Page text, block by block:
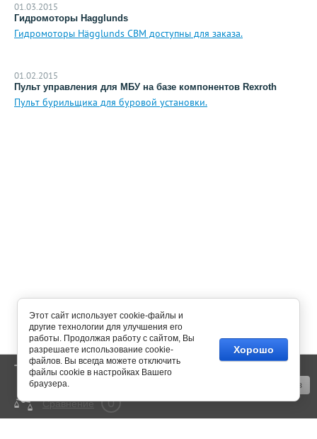
01.03.2015
Гидромоторы Hagglunds
Гидромоторы Hägglunds CBM доступны для заказа.
01.02.2015
Пульт управления для МБУ на базе компонентов Rexroth
Пульт бурильщика для буровой установки.
Оформить заказ
Корзина 0 пусто
Сравнение 0
Этот сайт использует cookie-файлы и
другие технологии для улучшения его
работы. Продолжая работу с сайтом, Вы
разрешаете использование cookie-
файлов. Вы всегда можете отключить
файлы cookie в настройках Вашего
браузера.
Хорошо